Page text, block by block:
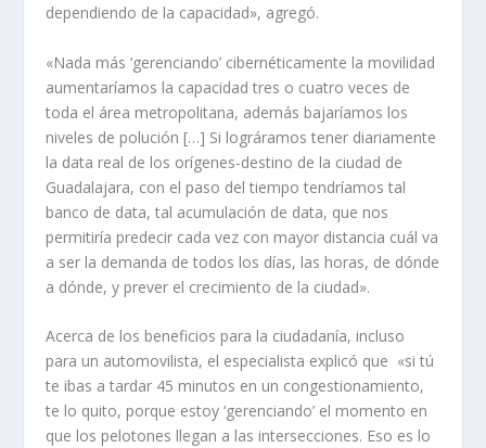
dependiendo de la capacidad», agregó.
«Nada más ‘gerenciando’ cibernéticamente la movilidad
aumentaríamos la capacidad tres o cuatro veces de
toda el área metropolitana, además bajaríamos los
niveles de polución […] Si lográramos tener diariamente
la data real de los orígenes-destino de la ciudad de
Guadalajara, con el paso del tiempo tendríamos tal
banco de data, tal acumulación de data, que nos
permitiría predecir cada vez con mayor distancia cuál va
a ser la demanda de todos los días, las horas, de dónde
a dónde, y prever el crecimiento de la ciudad».
Acerca de los beneficios para la ciudadanía, incluso
para un automovilista, el especialista explicó que «si tú
te ibas a tardar 45 minutos en un congestionamiento,
te lo quito, porque estoy ‘gerenciando’ el momento en
que los pelotones llegan a las intersecciones. Eso es lo